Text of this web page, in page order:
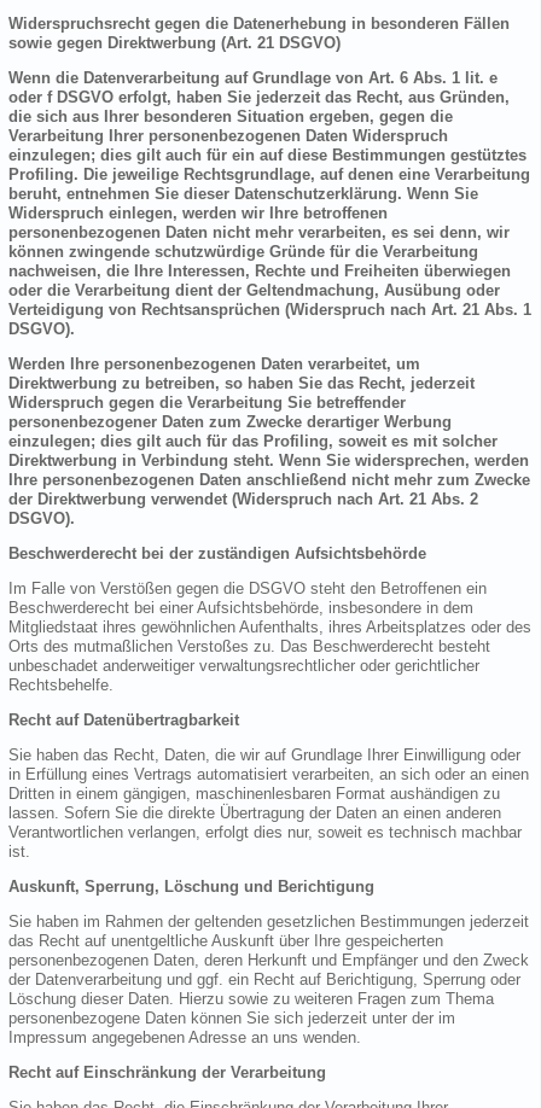
Widerspruchsrecht gegen die Datenerhebung in besonderen Fällen
sowie gegen Direktwerbung (Art. 21 DSGVO)
Wenn die Datenverarbeitung auf Grundlage von Art. 6 Abs. 1 lit. e
oder f DSGVO erfolgt, haben Sie jederzeit das Recht, aus Gründen,
die sich aus Ihrer besonderen Situation ergeben, gegen die
Verarbeitung Ihrer personenbezogenen Daten Widerspruch
einzulegen; dies gilt auch für ein auf diese Bestimmungen gestütztes
Profiling. Die jeweilige Rechtsgrundlage, auf denen eine Verarbeitung
beruht, entnehmen Sie dieser Datenschutzerklärung. Wenn Sie
Widerspruch einlegen, werden wir Ihre betroffenen
personenbezogenen Daten nicht mehr verarbeiten, es sei denn, wir
können zwingende schutzwürdige Gründe für die Verarbeitung
nachweisen, die Ihre Interessen, Rechte und Freiheiten überwiegen
oder die Verarbeitung dient der Geltendmachung, Ausübung oder
Verteidigung von Rechtsansprüchen (Widerspruch nach Art. 21 Abs. 1
DSGVO).
Werden Ihre personenbezogenen Daten verarbeitet, um
Direktwerbung zu betreiben, so haben Sie das Recht, jederzeit
Widerspruch gegen die Verarbeitung Sie betreffender
personenbezogener Daten zum Zwecke derartiger Werbung
einzulegen; dies gilt auch für das Profiling, soweit es mit solcher
Direktwerbung in Verbindung steht. Wenn Sie widersprechen, werden
Ihre personenbezogenen Daten anschließend nicht mehr zum Zwecke
der Direktwerbung verwendet (Widerspruch nach Art. 21 Abs. 2
DSGVO).
Beschwerderecht bei der zuständigen Aufsichtsbehörde
Im Falle von Verstößen gegen die DSGVO steht den Betroffenen ein
Beschwerderecht bei einer Aufsichtsbehörde, insbesondere in dem
Mitgliedstaat ihres gewöhnlichen Aufenthalts, ihres Arbeitsplatzes oder des
Orts des mutmaßlichen Verstoßes zu. Das Beschwerderecht besteht
unbeschadet anderweitiger verwaltungsrechtlicher oder gerichtlicher
Rechtsbehelfe.
Recht auf Datenübertragbarkeit
Sie haben das Recht, Daten, die wir auf Grundlage Ihrer Einwilligung oder
in Erfüllung eines Vertrags automatisiert verarbeiten, an sich oder an einen
Dritten in einem gängigen, maschinenlesbaren Format aushändigen zu
lassen. Sofern Sie die direkte Übertragung der Daten an einen anderen
Verantwortlichen verlangen, erfolgt dies nur, soweit es technisch machbar
ist.
Auskunft, Sperrung, Löschung und Berichtigung
Sie haben im Rahmen der geltenden gesetzlichen Bestimmungen jederzeit
das Recht auf unentgeltliche Auskunft über Ihre gespeicherten
personenbezogenen Daten, deren Herkunft und Empfänger und den Zweck
der Datenverarbeitung und ggf. ein Recht auf Berichtigung, Sperrung oder
Löschung dieser Daten. Hierzu sowie zu weiteren Fragen zum Thema
personenbezogene Daten können Sie sich jederzeit unter der im
Impressum angegebenen Adresse an uns wenden.
Recht auf Einschränkung der Verarbeitung